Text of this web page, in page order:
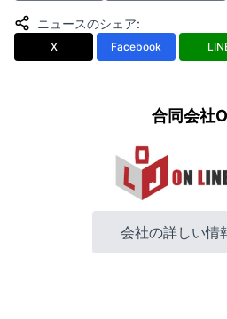
ニュースのシェア:
X Facebook
合同会社
会社の詳しい情